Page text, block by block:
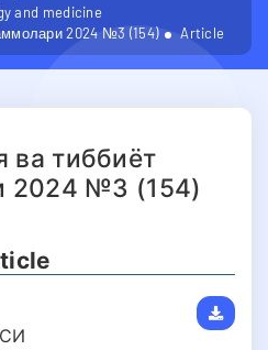
and medicine
2024 №3 (154)
Article
ва тиббиёт
2024 №3 (154)